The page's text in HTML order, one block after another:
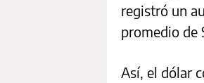
registró un
promedio de
Así, el dólar